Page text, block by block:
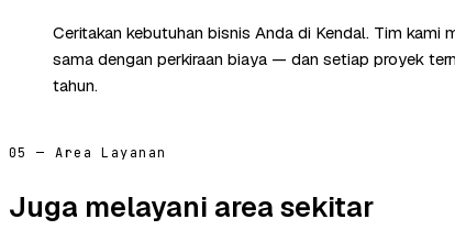
Ceritakan kebutuhan bisnis Anda di Kendal. Tim kami
sama dengan perkiraan biaya — dan setiap proyek
tahun.
05 — Area Layanan
Juga melayani area sekitar